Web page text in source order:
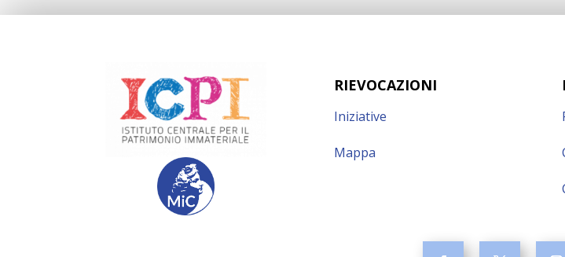
RIEVOCAZIONI
Iniziative
Mappa